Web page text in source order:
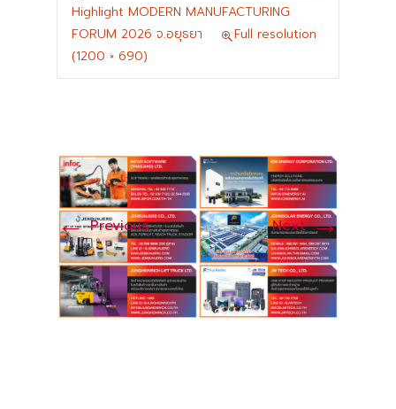
Highlight MODERN MANUFACTURING
FORUM 2026 จ.อยุธยา
Full resolution
(1200 × 690)
←Previous Next→